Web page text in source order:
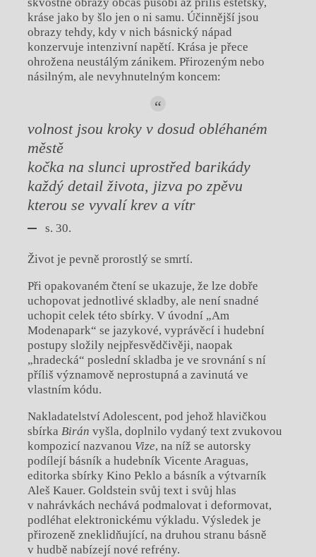
skvostné obrazy občas působí až příliš estétsky,
kráse jako by šlo jen o ni samu. Účinnější jsou
obrazy tehdy, kdy v nich básnický nápad
konzervuje intenzivní napětí. Krása je přece
ohrožena neustálým zánikem. Přirozeným nebo
násilným, ale nevyhnutelným koncem:
volnost jsou kroky v dosud obléhaném
městě
kočka na slunci uprostřed barikády
každý detail života, jizva po zpěvu
kterou se vyvalí krev a vítr
s. 30.
Život je pevně prorostlý se smrtí.
Při opakovaném čtení se ukazuje, že lze dobře
uchopovat jednotlivé skladby, ale není snadné
uchopit celek této sbírky. V úvodní „Am
Modenapark“ se jazykové, vyprávěcí i hudební
postupy složily nejpřesvědčivěji, naopak
„hradecká“ poslední skladba je ve srovnání s ní
příliš významově neprostupná a zavinutá ve
vlastním kódu.
Nakladatelství Adolescent, pod jehož hlavičkou
sbírka Birán vyšla, doplnilo vydaný text zvukovou
kompozicí nazvanou Vize, na níž se autorsky
podílejí básník a hudebník Vicente Araguas,
editorka sbírky Kino Peklo a básník a výtvarník
Aleš Kauer. Goldstein svůj text i svůj hlas
v nahrávkách nechává podmalovat i deformovat,
podléhat elektronickému výkladu. Výsledek je
přirozeně zneklidňující, na druhou stranu básně
v hudbě nabízejí nové refrény.